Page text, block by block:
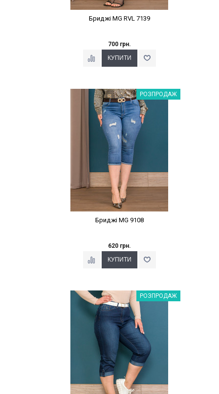
Бриджі MG RVL 7139
700 грн.
Наклейки Варіант з %РОЗПРОДАЖ
Бриджі MG 9108
620 грн.
Наклейки Варіант з %РОЗПРОДАЖ